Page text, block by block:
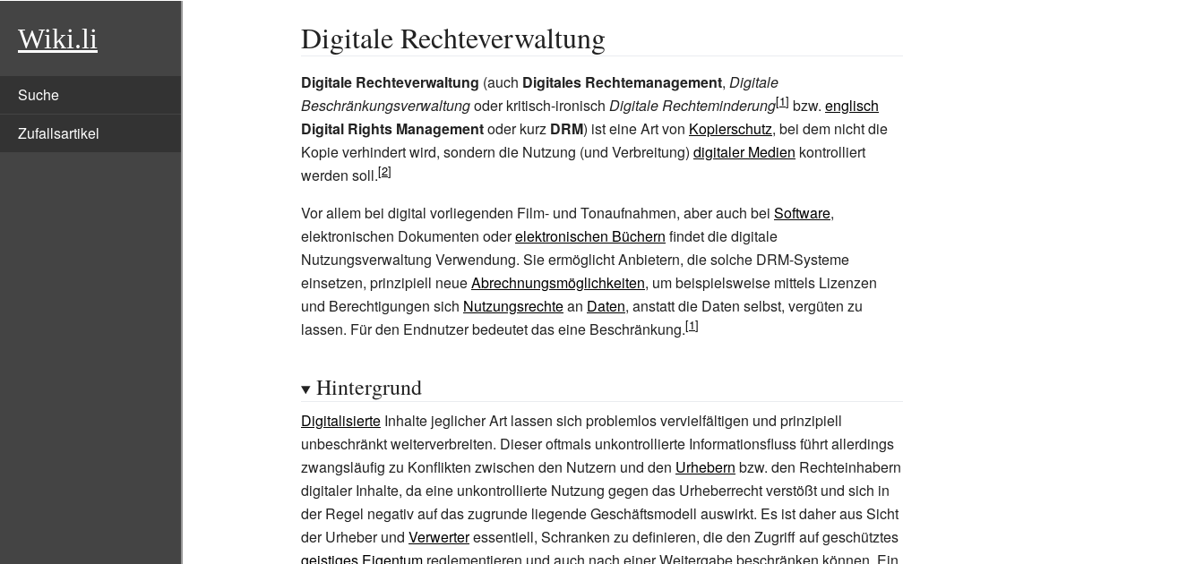
Wiki.li
Suche
Zufallsartikel
Digitale Rechteverwaltung
Digitale Rechteverwaltung (auch Digitales Rechtemanagement, Digitale
Beschränkungsverwaltungoder kritisch-ironisch Digitale Rechteminderung bzw. englisch
Digital Rights Managementoder kurz DRM) ist eine Art von Kopierschutz, bei dem nicht die
Kopie verhindert wird, sondern die Nutzung (und Verbreitung) digitaler Medien kontrolliert
werden soll.
Vor allem bei digital vorliegenden Film- und Tonaufnahmen, aber auch bei Software,
elektronischen Dokumenten oderelektronischen Büchern findet die digitale
Nutzungsverwaltung Verwendung. Sie ermöglicht Anbietern, die solche DRM-Systeme
einsetzen, prinzipiell neueAbrechnungsmöglichkeiten, um beispielsweise mittels Lizenzen
und Berechtigungen sich Nutzungsrechtean Daten, anstatt die Daten selbst, vergüten zu
lassen. Für den Endnutzer bedeutet das eine Beschränkung.
Hintergrund
Digitalisierte Inhalte jeglicher Art lassen sich problemlos vervielfältigen und prinzipiell
unbeschränkt weiterverbreiten. Dieser oftmals unkontrollierte Informationsfluss führt allerdings
zwangsläufig zu Konflikten zwischen den Nutzern und den Urhebern bzw. den Rechteinhabern
digitaler Inhalte, da eine unkontrollierte Nutzung gegen das Urheberrecht verstößt und sich in
der Regel negativ auf das zugrunde liegende Geschäftsmodell auswirkt. Es ist daher aus Sicht
der Urheber und Verwerteressentiell, Schranken zu definieren, die den Zugriff auf geschütztes